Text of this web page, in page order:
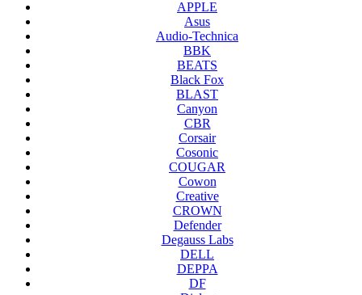
APPLE
Asus
Audio-Technica
BBK
BEATS
Black Fox
BLAST
Canyon
CBR
Corsair
Cosonic
COUGAR
Cowon
Creative
CROWN
Defender
Degauss Labs
DELL
DEPPA
DF